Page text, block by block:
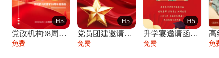
H5
党政机构98周年八一建军节庆祝晚会活动邀
免费
H5
党员团建邀请函党建活动风采党会工作汇报总
免费
H5
升学宴邀请函喜报金榜题名高端谢师宴邀请函
免费 免